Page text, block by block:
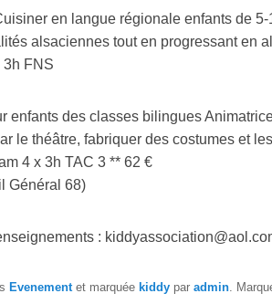
en langue régionale enfants de
alsaciennes tout en progressant en
3h FNS
enfants des classes bilingues
le théâtre, fabriquer des costumes et
4 x 3h TAC 3 ** 62 €
Général 68)
:
Evenementet marquée kiddy par admin.